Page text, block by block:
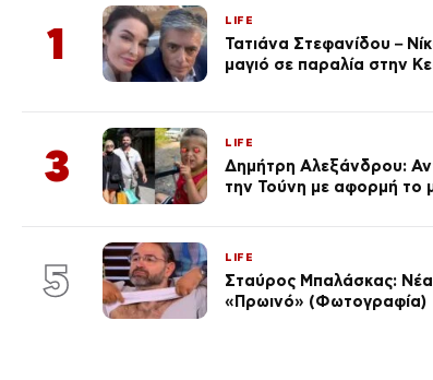
1 LIFE
Τατιάνα Στεφανίδου –
μαγιό σε παραλία στην
3 LIFE
Δημήτρη Αλεξάνδρου:
την Τούνη με αφορμή το
5 LIFE
Σταύρος Μπαλάσκας:
«Πρωινό» (Φωτογραφία)